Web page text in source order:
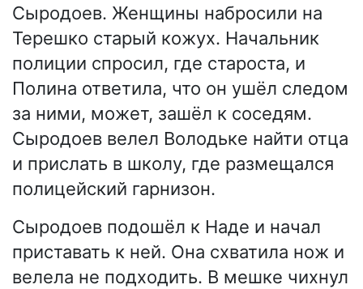
Сыродоев. Женщины набросили на
Терешко старый кожух. Начальник
полиции спросил, где староста, и
Полина ответила, что он ушёл следом
за ними, может, зашёл к соседям.
Сыродоев велел Володьке найти отца
и прислать в школу, где размещался
полицейский гарнизон.
Сыродоев подошёл к Наде и начал
приставать к ней. Она схватила нож и
велела не подходить. В мешке чихнул